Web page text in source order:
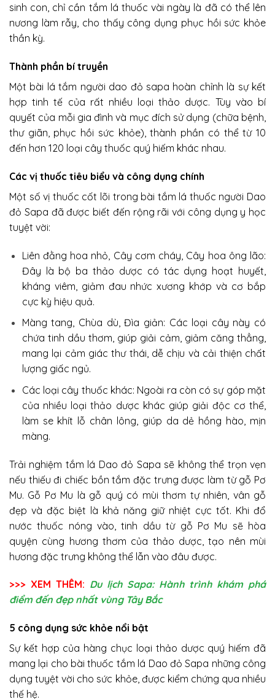
sinh con, chỉ cần tắm lá thuốc vài ngày là đã có thể lên
nương làm rẫy, cho thấy công dụng phục hồi sức khỏe
thần kỳ.
Thành phần bí truyền
Một bài lá tắm người dao đỏ sapa hoàn chỉnh là sự kết
hợp tinh tế của rất nhiều loại thảo dược. Tùy vào bí
quyết của mỗi gia đình và mục đích sử dụng (chữa bệnh,
thư giãn, phục hồi sức khỏe), thành phần có thể từ 10
đến hơn 120 loại cây thuốc quý hiếm khác nhau.
Các vị thuốc tiêu biểu và công dụng chính
Một số vị thuốc cốt lõi trong bài tắm lá thuốc người Dao
đỏ Sapa đã được biết đến rộng rãi với công dụng y học
tuyệt vời:
Liên đằng hoa nhỏ, Cây cơm cháy, Cây hoa ông lão:
Đây là bộ ba thảo dược có tác dụng hoạt huyết,
kháng viêm, giảm đau nhức xương khớp và cơ bắp
cực kỳ hiệu quả.
Màng tang, Chùa dù, Đìa giản: Các loại cây này có
chứa tinh dầu thơm, giúp giải cảm, giảm căng thẳng,
mang lại cảm giác thư thái, dễ chịu và cải thiện chất
lượng giấc ngủ.
Các loại cây thuốc khác: Ngoài ra còn có sự góp mặt
của nhiều loại thảo dược khác giúp giải độc cơ thể,
làm se khít lỗ chân lông, giúp da dẻ hồng hào, mịn
màng.
Trải nghiệm tắm lá Dao đỏ Sapa sẽ không thể trọn vẹn
nếu thiếu đi chiếc bồn tắm đặc trưng được làm từ gỗ Pơ
Mu. Gỗ Pơ Mu là gỗ quý có mùi thơm tự nhiên, vân gỗ
đẹp và đặc biệt là khả năng giữ nhiệt cực tốt. Khi đổ
nước thuốc nóng vào, tinh dầu từ gỗ Pơ Mu sẽ hòa
quyện cùng hương thơm của thảo dược, tạo nên mùi
hương đặc trưng không thể lẫn vào đâu được.
>>> XEM THÊM: Du lịch Sapa: Hành trình khám phá
điểm đến đẹp nhất vùng Tây Bắc
5 công dụng sức khỏe nổi bật
Sự kết hợp của hàng chục loại thảo dược quý hiếm đã
mang lại cho bài thuốc tắm lá Dao đỏ Sapa những công
dụng tuyệt vời cho sức khỏe, được kiểm chứng qua nhiều
thế hệ.